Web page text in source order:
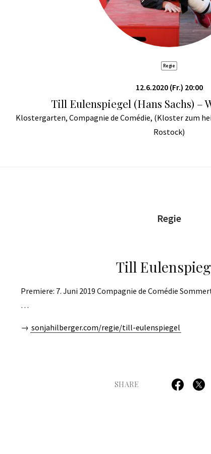
Regie
12.6.2020 (Fr.) 20:00
Till Eulenspiegel (Hans Sachs) –
Klostergarten, Compagnie de Comédie, (Kloster zum
Rostock)
Regie
Till
Premiere: 7. Juni 2019 Compagnie de Comédie
…
→ sonjahilberger.com/regie/till-eulenspiegel
SHARE